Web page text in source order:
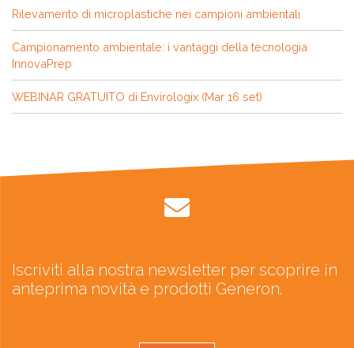
Rilevamento di microplastiche nei campioni ambientali
Campionamento ambientale: i vantaggi della tecnologia
InnovaPrep
WEBINAR GRATUITO di Envirologix (Mar 16 set)
Iscriviti alla nostra newsletter per scoprire in
anteprima novità e prodotti Generon.